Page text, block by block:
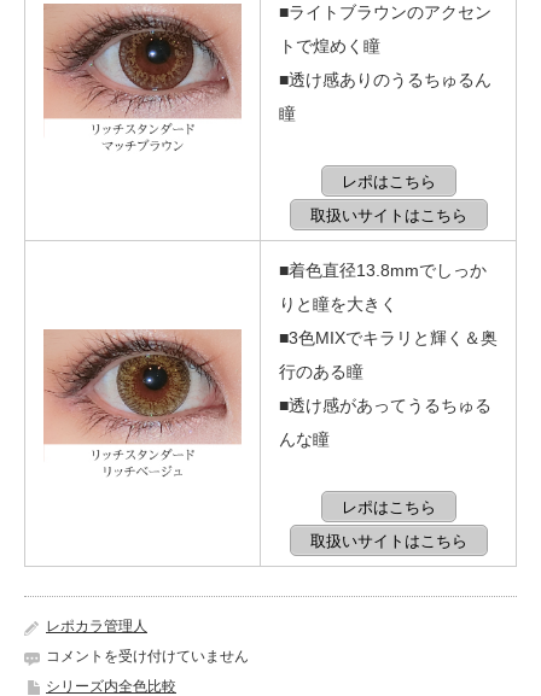
■ライトブラウンのアクセン
トで煌めく瞳
■透け感ありのうるちゅるん
瞳
レポはこちら
取扱いサイトはこちら
■着色直径13.8mmでしっか
りと瞳を大きく
■3色MIXでキラリと輝く＆奥
行のある瞳
■透け感があってうるちゅる
んな瞳
レポはこちら
取扱いサイトはこちら
レポカラ管理人
リ
コメントを受け付けていません
シリーズ内全色比較